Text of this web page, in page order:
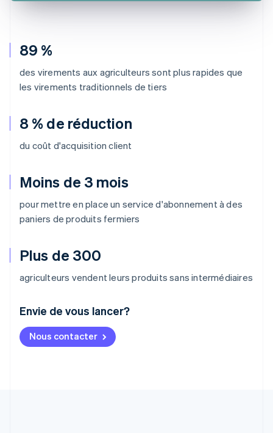
89 %
des virements aux agriculteurs sont plus rapides que
les virements traditionnels de tiers
8 % de réduction
du coût d'acquisition client
Moins de 3 mois
pour mettre en place un service d'abonnement à des
paniers de produits fermiers
Plus de 300
agriculteurs vendent leurs produits sans intermédiaires
Envie de vous lancer?
Nous contacter
Allemagne
DeutschEnglish
Australie